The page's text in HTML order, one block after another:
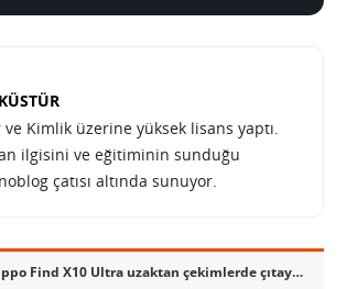
Kimlik üzerine yüksek lisans yaptı.
ilgisini ve eğitiminin sunduğu
çatısı altında sunuyor.
Oppo Find X10 Ultra uzaktan çekimlerde çıtayı yükseltebilir